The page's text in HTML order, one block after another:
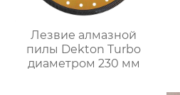
Лезвие алмазной
пилы Dekton Turbo
диаметром 230 мм